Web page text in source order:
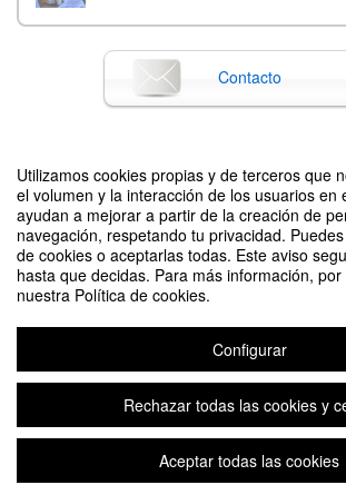
Utilizamos cookies propias y de terceros que
el volumen y la interacción de los usuarios en
ayudan a mejorar a partir de la creación de
navegación, respetando tu privacidad.
de cookies o aceptarlas todas. Este aviso
hasta que decidas. Para más información,
nuestra Política de cookies.
Configurar
Rechazar todas las cookies y
Aceptar todas las cookies
Contacto
Difunde tu evento poniendo el siguiente código en
III Jornadas de Artes Internas Asiáticas: “Patrones
Organizado por PEDRO JESUS JIMENEZ
Plataforma de organización de
Copyright © 2026